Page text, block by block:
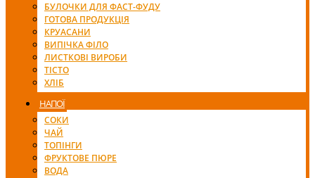
БУЛОЧКИ ДЛЯ ФАСТ-ФУДУ
ГОТОВА ПРОДУКЦІЯ
КРУАСАНИ
ВИПІЧКА ФІЛО
ЛИСТКОВІ ВИРОБИ
ТІСТО
ХЛІБ
НАПОЇ
СОКИ
ЧАЙ
ТОПІНГИ
ФРУКТОВЕ ПЮРЕ
ВОДА